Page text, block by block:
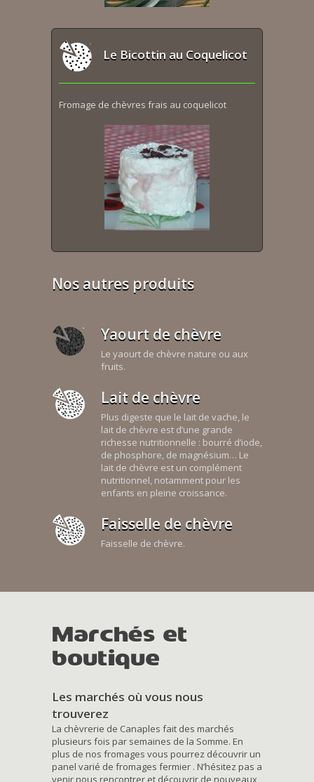
Le Bicottin au Coquelicot
Fromage de chèvres frais au coquelicot
Nos autres produits
Yaourt de chèvre
Le yaourt de chèvre nature ou aux
fruits.
Lait de chèvre
Plus digeste que le lait de vache, le
lait de chèvre est d’une grande
richesse nutritionnelle : bourré d’iode,
de phosphore, de magnésium… Le
lait de chèvre est un complément
nutritionnel, notamment pour les
enfants en pleine croissance.
Faisselle de chèvre
Faisselle de chèvre.
Marchés et
boutique
Les marchés où vous nous
trouverez
La chèvrerie de Canaples fait des marchés
plusieurs fois par semaines de la Somme. En
plus de nos fromages vous pourrez découvrir un
panel varié de fromages fermier . N’hésitez pas a
venir nous rencontrer et découvrir de nouveaux